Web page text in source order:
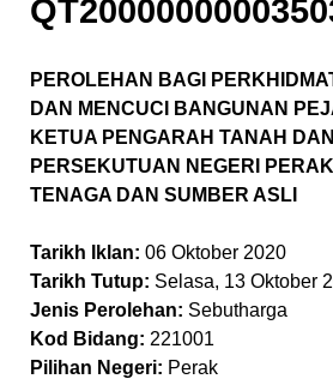
PEROLEHAN BAGI
DAN MENCUCI BANGUNAN
KETUA PENGARAH TANAH
PERSEKUTUAN NEGERI
TENAGA DAN SUMBER ASLI
Tarikh Iklan: 06 Oktober 2020
Tarikh Tutup: Selasa, 13 Oktober
Jenis Perolehan: Sebutharga
Kod Bidang: 221001
Pilihan Negeri: Perak